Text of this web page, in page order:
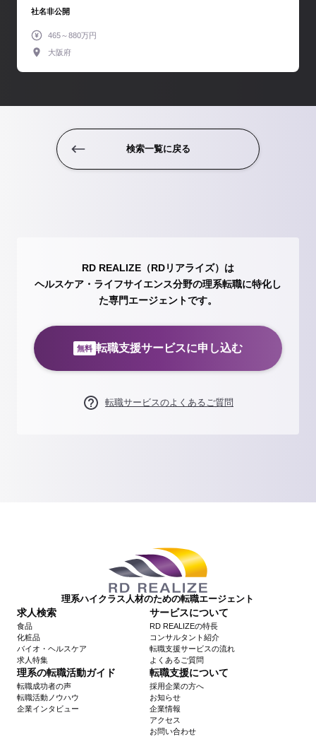
社名非公開
465～880万円
大阪府
検索一覧に戻る
RD REALIZE（RDリアライズ）は
ヘルスケア・ライフサイエンス分野の理系転職に特化し
た専門エージェントです。
無料 転職支援サービスに申し込む
転職サービスのよくあるご質問
理系ハイクラス人材のための転職エージェント
求人検索
食品
化粧品
バイオ・ヘルスケア
求人特集
サービスについて
RD REALIZEの特長
コンサルタント紹介
転職支援サービスの流れ
よくあるご質問
理系の転職活動ガイド
転職成功者の声
転職活動ノウハウ
企業インタビュー
転職支援について
採用企業の方へ
お知らせ
企業情報
アクセス
お問い合わせ